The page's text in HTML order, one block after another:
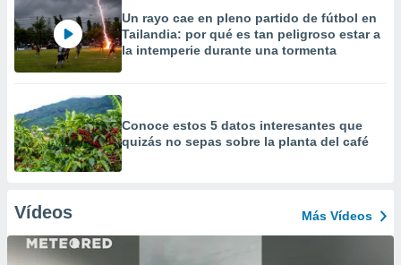
Un rayo cae en pleno partido de fútbol en
Tailandia: por qué es tan peligroso estar a
la intemperie durante una tormenta
Conoce estos 5 datos interesantes que
quizás no sepas sobre la planta del café
Vídeos Más Vídeos